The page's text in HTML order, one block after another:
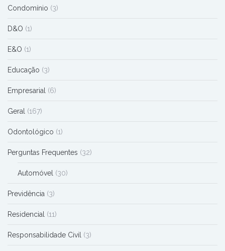
Condomínio (3)
D&O (1)
E&O (1)
Educação (3)
Empresarial (6)
Geral (167)
Odontológico (1)
Perguntas Frequentes (32)
Automóvel (30)
Previdência (3)
Residencial (11)
Responsabilidade Civil (3)